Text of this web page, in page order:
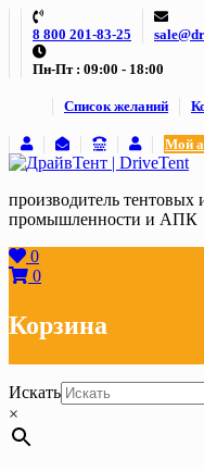
Skip
content
8 800 201-83-25
Пн-Пт : 09:00 - 18:00
Список желаний
Мой
производитель тентовых
промышленности и АПК
0
0
Корзина
Искать
×